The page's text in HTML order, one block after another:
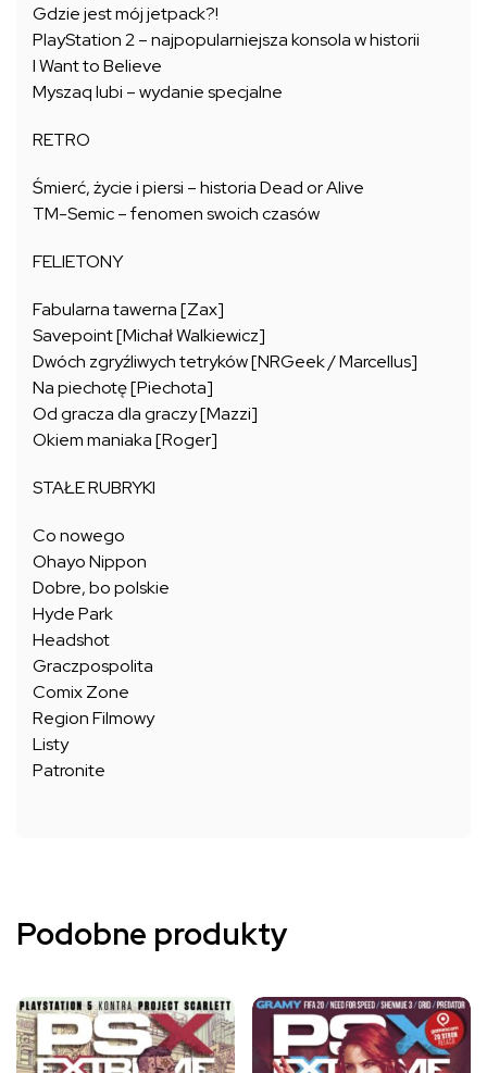
Gdzie jest mój jetpack?!
PlayStation 2 – najpopularniejsza konsola w historii
I Want to Believe
Myszaq lubi – wydanie specjalne
RETRO
Śmierć, życie i piersi – historia Dead or Alive
TM-Semic – fenomen swoich czasów
FELIETONY
Fabularna tawerna [Zax]
Savepoint [Michał Walkiewicz]
Dwóch zgryźliwych tetryków [NRGeek / Marcellus]
Na piechotę [Piechota]
Od gracza dla graczy [Mazzi]
Okiem maniaka [Roger]
STAŁE RUBRYKI
Co nowego
Ohayo Nippon
Dobre, bo polskie
Hyde Park
Headshot
Graczpospolita
Comix Zone
Region Filmowy
Listy
Patronite
Podobne produkty
Ten
produkt
Ten
produkt